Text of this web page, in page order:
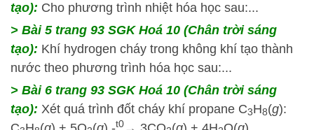
tạo): Cho phương trình nhiệt hóa học sau:...
> Bài 5 trang 93 SGK Hoá 10 (Chân trời sáng
tạo): Khí hydrogen cháy trong không khí tạo thành
nước theo phương trình hóa học sau:...
> Bài 6 trang 93 SGK Hoá 10 (Chân trời sáng
tạo): Xét quá trình đốt cháy khí propane C3H8(g):
t0